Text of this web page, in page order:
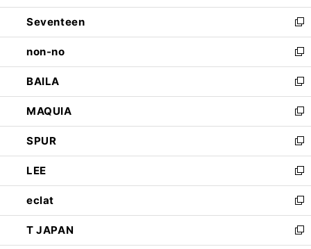
開
く
ウ
で
開
く
ン
ド
ウ
で
開
く
Seventeen
新
し
い
ウ
ィ
ン
ド
ウ
で
開
く
non-no
新
し
い
ウ
ィ
ン
ド
ウ
で
開
く
BAILA
新
し
い
ウ
ィ
ン
ド
ウ
で
開
く
MAQUIA
新
し
い
ウ
ィ
ン
ド
ウ
で
開
SPUR
新
し
い
ウ
ィ
ン
ド
ウ
LEE
新
し
い
ウ
ィ
ン
eclat
新
し
い
T JAPAN
新